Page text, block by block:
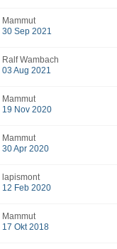
Mammut
30 Sep 2021
Ralf Wambach
03 Aug 2021
Mammut
19 Nov 2020
Mammut
30 Apr 2020
lapismont
12 Feb 2020
Mammut
17 Okt 2018